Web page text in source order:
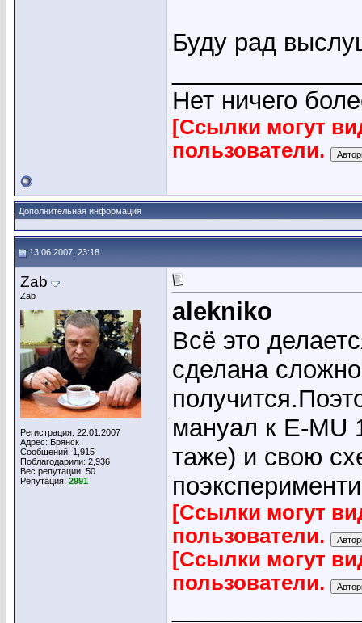
Буду рад
Нет ничего
[Ссылки могут
пользователи.
Дополнительная информация
13.06.2007, 23:18
Zab
Zab
Регистрация: 22.01.2007
Адрес: Брянск
Сообщений: 1,915
Поблагодарили: 2,936
Вес репутации: 50
Репутация: 2991
alekniko
Всё это
сделана
мануал к E-MU
таже) и свою
[Ссылки могут
пользователи.
[Ссылки могут
пользователи.